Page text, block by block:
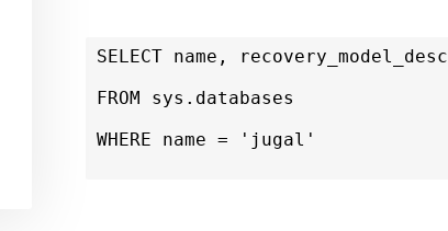
SELECT name, recovery_model_desc
FROM sys.databases
WHERE name = 'jugal'